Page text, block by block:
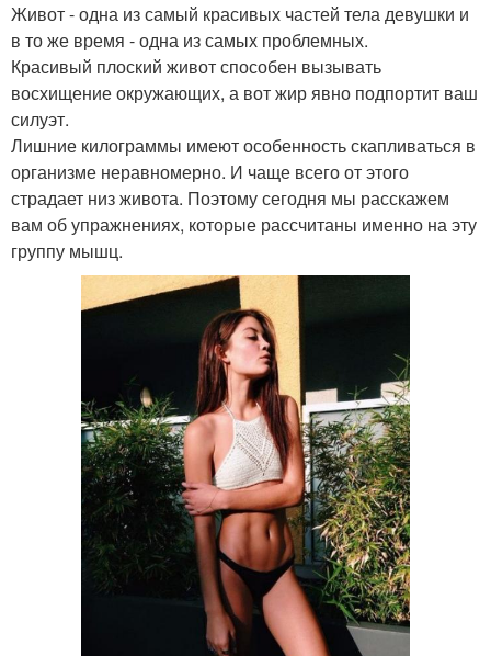
Живот - одна из самый красивых частей тела девушки и
в то же время - одна из самых проблемных.
Красивый плоский живот способен вызывать
восхищение окружающих, а вот жир явно подпортит ваш
силуэт.
Лишние килограммы имеют особенность скапливаться в
организме неравномерно. И чаще всего от этого
страдает низ живота. Поэтому сегодня мы расскажем
вам об упражнениях, которые рассчитаны именно на эту
группу мышц.